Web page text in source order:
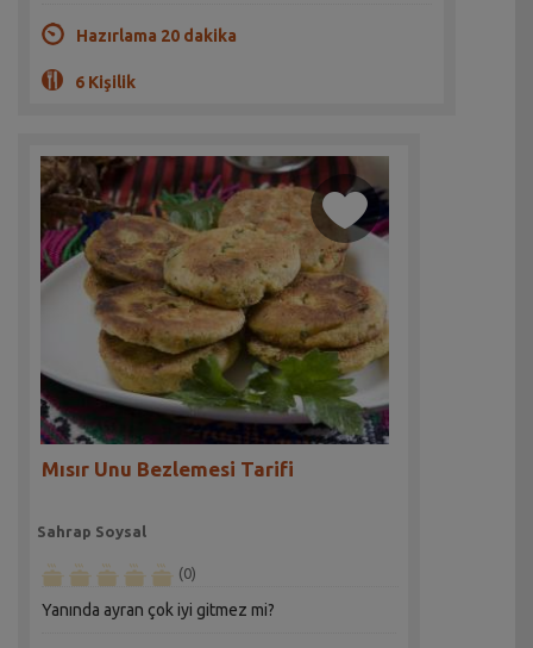
Hazırlama 20 dakika
6 Kişilik
Mısır Unu Bezlemesi Tarifi
Sahrap Soysal
(0)
Yanında ayran çok iyi gitmez mi?